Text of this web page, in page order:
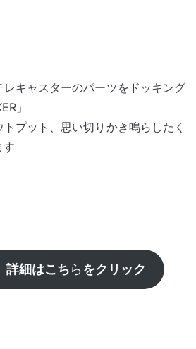
キャスターのパーツをドッキング
」
プット、思い切りかき鳴らしたく
す
詳細はこちら をクリック